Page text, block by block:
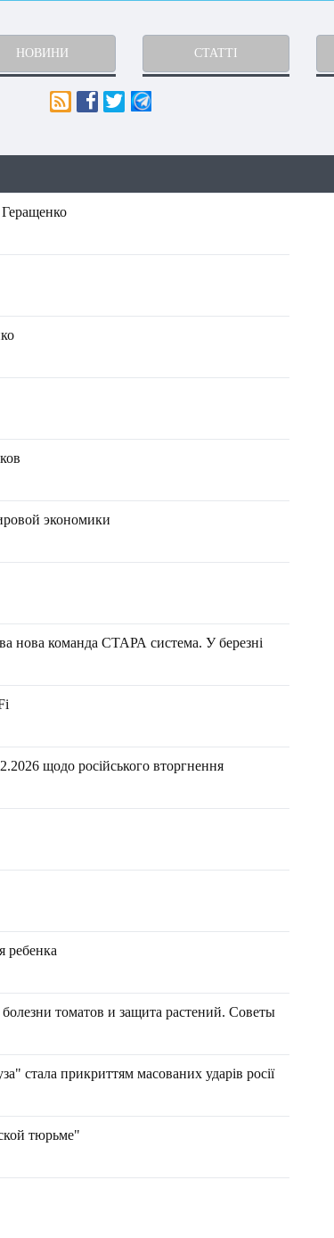
НОВИНИ СТАТТІ
экономики
нова команда СТАРА система. У березні
щодо російського вторгнення
ребенка
томатов и защита растений. Советы
стала прикриттям масованих ударів росії
тюрьме"